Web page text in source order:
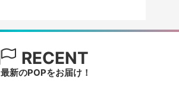
RECENT
最新のPOPをお届け！